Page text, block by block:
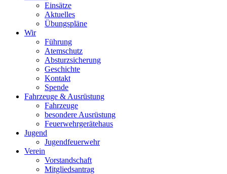
Einsätze
Aktuelles
Übungspläne
Wir
Führung
Atemschutz
Absturzsicherung
Geschichte
Kontakt
Spende
Fahrzeuge & Ausrüstung
Fahrzeuge
besondere Ausrüstung
Feuerwehrgerätehaus
Jugend
Jugendfeuerwehr
Verein
Vorstandschaft
Mitgliedsantrag